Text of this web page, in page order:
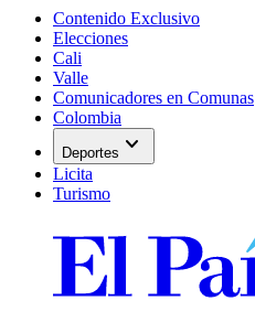
Contenido Exclusivo
Elecciones
Cali
Valle
Comunicadores en Comunas
Colombia
Deportes expand_more
Licita
Turismo